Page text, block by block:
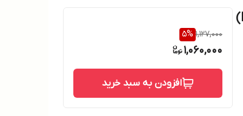
فلش ۳۲ گیگابایت مدل FM10UA-RUBBER فیلیپس (PHILIPS)
1,127,000
5%
1,060,000
افزودن به سبد خرید